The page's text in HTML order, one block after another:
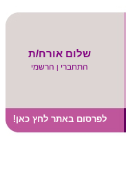
שלום אורח/ת
התחברי | הרשמי
לפרסום באתר לחץ כאן!